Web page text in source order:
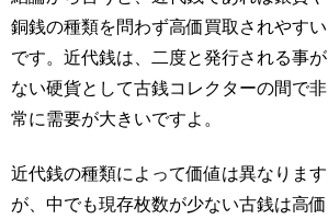
銅銭の種類を問わず高価買取されやすい
です。近代銭は、二度と発行される事が
ない硬貨として古銭コレクターの間で非
常に需要が大きいですよ。
近代銭の種類によって価値は異なります
が、中でも現存枚数が少ない古銭は高価